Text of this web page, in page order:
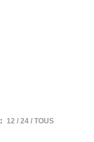
12 24 TOUS